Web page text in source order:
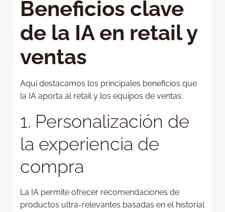
Beneficios clave
de la IA en retail y
ventas
Aquí destacamos los principales beneficios que
la IA aporta al retail y los equipos de ventas:
1. Personalización de
la experiencia de
compra
La IA permite ofrecer recomendaciones de
productos ultra-relevantes basadas en el historial